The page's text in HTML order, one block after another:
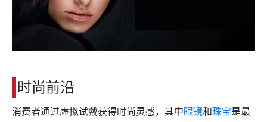
时尚前沿
消费者通过虚拟试戴获得时尚灵感，其中眼镜和珠宝是最